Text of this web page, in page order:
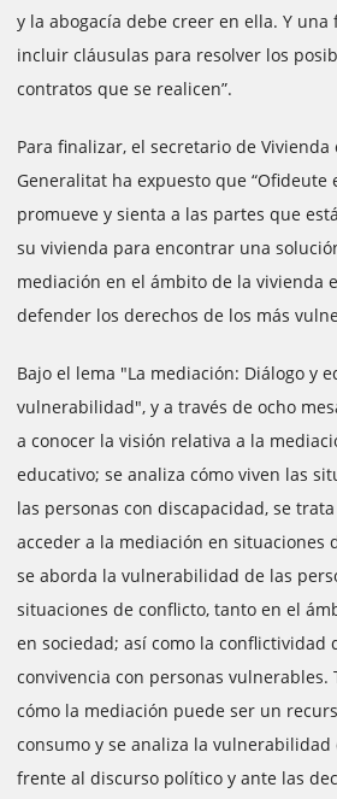
y la abogacía debe creer en ella. Y una
incluir cláusulas para resolver los
contratos que se realicen”.
Para finalizar, el secretario de
Generalitat ha expuesto que “Ofideute
promueve y sienta a las partes que
su vivienda para encontrar una
mediación en el ámbito de la vivienda
defender los derechos de los más
Bajo el lema "La mediación: Diálogo y
vulnerabilidad", y a través de ocho
a conocer la visión relativa a la
educativo; se analiza cómo viven las
las personas con discapacidad, se
acceder a la mediación en situaciones
se aborda la vulnerabilidad de las
situaciones de conflicto, tanto en el
en sociedad; así como la conflictividad
convivencia con personas vulnerables.
cómo la mediación puede ser un
consumo y se analiza la
frente al discurso político y ante las